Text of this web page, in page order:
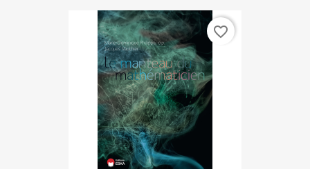
favorite_border